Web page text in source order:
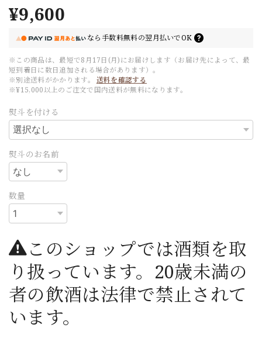
¥9,600
なら手数料無料の翌月払いでOK
※この商品は、最短で8月17日(月)にお届けします（お届け先によって、最
短到着日に数日追加される場合があります）。
※別途送料がかかります。
送料を確認する
※¥15,000以上のご注文で国内送料が無料になります。
熨斗を付ける
熨斗のお名前
数量
このショップでは酒類を取
り扱っています。20歳未満の
者の飲酒は法律で禁止されて
います。